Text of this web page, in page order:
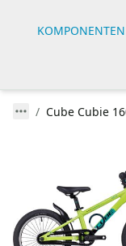
KOMPONENTEN
Cube Cubie